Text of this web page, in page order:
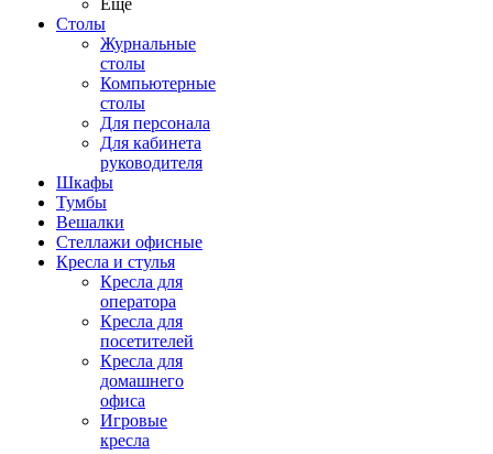
Ещё
Столы
Журнальные
столы
Компьютерные
столы
Для персонала
Для кабинета
руководителя
Шкафы
Тумбы
Вешалки
Стеллажи офисные
Кресла и стулья
Кресла для
оператора
Кресла для
посетителей
Кресла для
домашнего
офиса
Игровые
кресла